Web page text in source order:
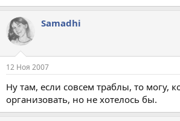
Samadhi
12 Ноя 2007
Ну там, если совсем траблы, то могу,
организовать, но не хотелось бы.